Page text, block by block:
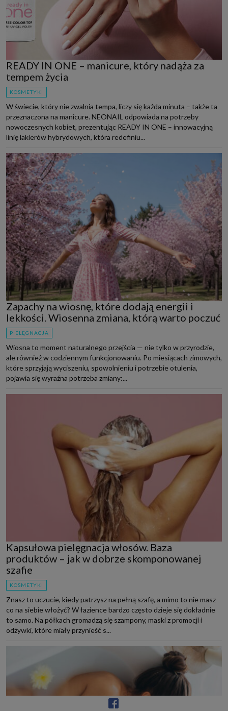
READY IN ONE – manicure, który nadąża za
tempem życia
KOSMETYKI
W świecie, który nie zwalnia tempa, liczy się każda minuta – także ta
przeznaczona na manicure. NEONAIL odpowiada na potrzeby
nowoczesnych kobiet, prezentując READY IN ONE – innowacyjną
linię lakierów hybrydowych, która redefiniu...
Zapachy na wiosnę, które dodają energii i
lekkości. Wiosenna zmiana, którą warto poczuć
PIELĘGNACJA
Wiosna to moment naturalnego przejścia — nie tylko w przyrodzie,
ale również w codziennym funkcjonowaniu. Po miesiącach zimowych,
które sprzyjają wyciszeniu, spowolnieniu i potrzebie otulenia,
pojawia się wyraźna potrzeba zmiany:...
Kapsułowa pielęgnacja włosów. Baza
produktów – jak w dobrze skomponowanej
szafie
KOSMETYKI
Znasz to uczucie, kiedy patrzysz na pełną szafę, a mimo to nie masz
co na siebie włożyć? W łazience bardzo często dzieje się dokładnie
to samo. Na półkach gromadzą się szampony, maski z promocji i
odżywki, które miały przynieść s...